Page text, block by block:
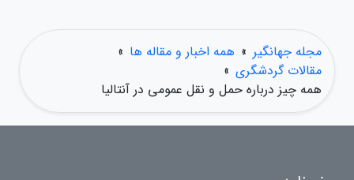
مجله جهانگیر » همه اخبار و مقاله ها »
مقالات گردشگری »
همه چیز درباره حمل و نقل عمومی در آنتالیا